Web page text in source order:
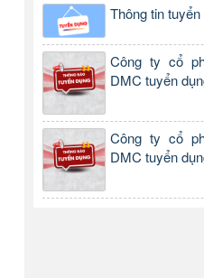
Thông tin tuyển
Công ty cổ
DMC tuyển
Công ty cổ
DMC tuyển